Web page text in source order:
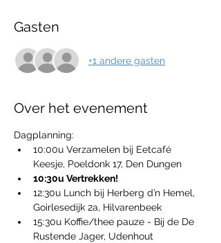
Gasten
+1 andere gasten
Over het evenement
Dagplanning:
10:00u Verzamelen bij Eetcafé
Keesje, Poeldonk 17, Den Dungen
10:30u Vertrekken!
12:30u Lunch bij Herberg d’n Hemel,
Goirlesedijk 2a, Hilvarenbeek
15:30u Koffie/thee pauze - Bij de De
Rustende Jager, Udenhout